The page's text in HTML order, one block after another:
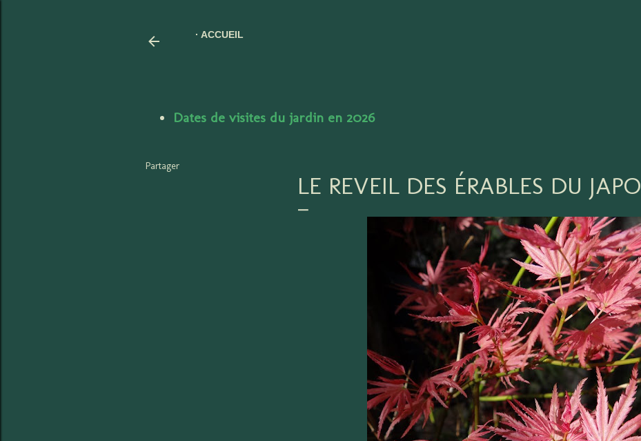
ACCUEIL
Dates de visites du jardin en 2026
Partager
LE REVEIL DES ÉRABLES DU